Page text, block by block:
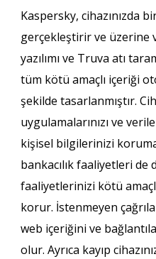
Kaspersky, cihazınızda
gerçekleştirir ve üzerine
yazılımı ve Truva atı
tüm kötü amaçlı içeriği
şekilde tasarlanmıştır.
uygulamalarınızı ve
kişisel bilgilerinizi
bankacılık faaliyetleri
faaliyetlerinizi kötü
korur. İstenmeyen
web içeriğini ve
olur. Ayrıca kayıp